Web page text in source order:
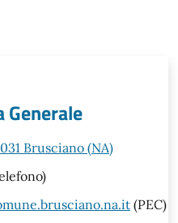
Brusciano (NA)
(PEC)